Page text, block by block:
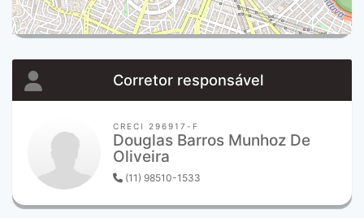
Corretor responsável
CRECI 296917-F
Douglas Barros Munhoz De
Oliveira
(11) 98510-1533